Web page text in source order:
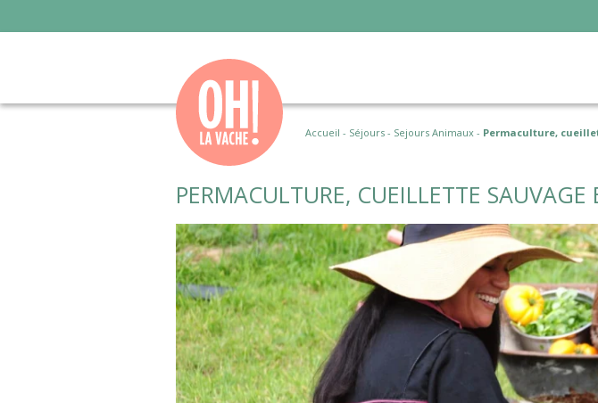
Accueil - Séjours - Sejours Animaux - Permaculture,
PERMACULTURE, CUEILLETTE